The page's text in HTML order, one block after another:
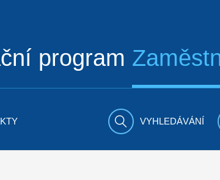
program
VYHLEDÁVÁNÍ